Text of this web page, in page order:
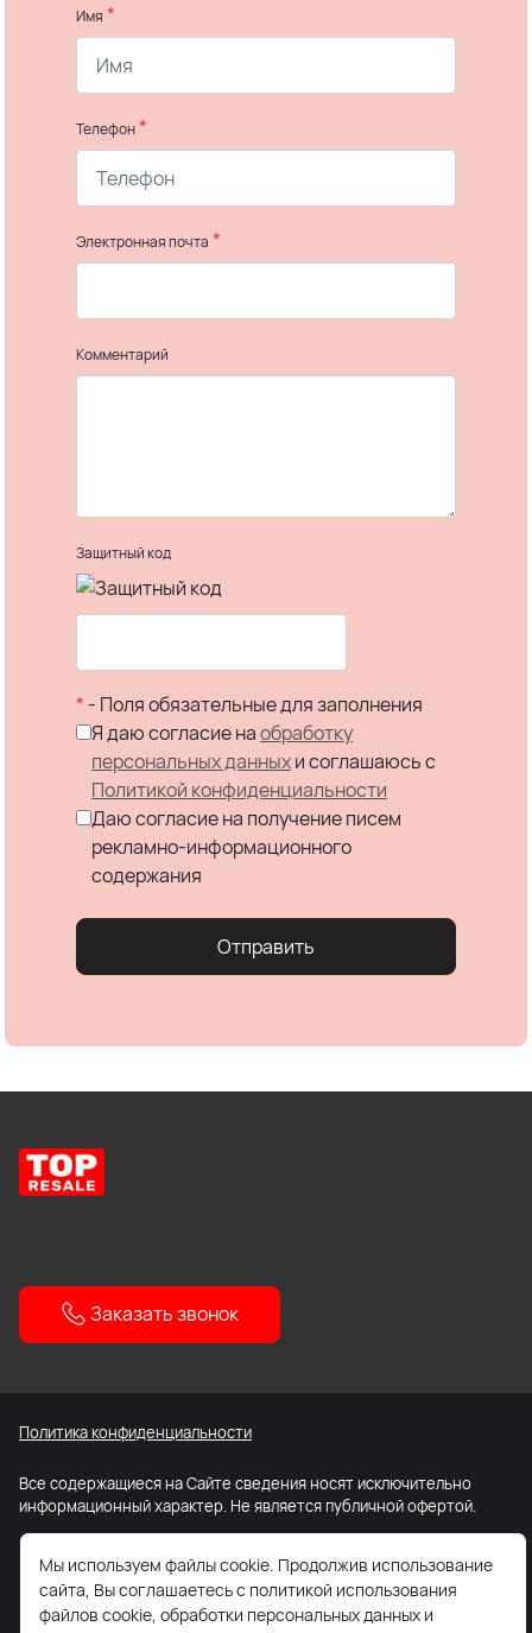
Имя *
Телефон*
Электронная почта *
Комментарий
Защитный код
* - Поля обязательные для заполнения
Я даю согласие наобработку
персональных данныхи соглашаюсь c
Политикой конфиденциальности
Даю согласие на получение писем
рекламно-информационного
содержания
Отправить
Заказать звонок
Политика конфиденциальности
Все содержащиеся на Сайте сведения носят исключительно
информационный характер. Не является публичной офертой.
Карта сайта
Мы используем файлы cookie. Продолжив использование
сайта, Вы соглашаетесь с политикой использования
файлов cookie, обработки персональных данных и